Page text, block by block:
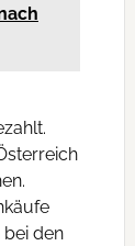
bei den